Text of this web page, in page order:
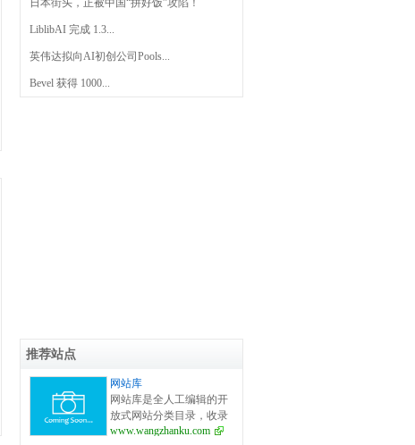
日本街头，正被中国“拼好饭”攻陷！
LiblibAI 完成 1.3...
英伟达拟向AI初创公司Pools...
Bevel 获得 1000...
推荐站点
网站库
网站库是全人工编辑的开
放式网站分类目录，收录
国内外、各行业优秀网
www.wangzhanku.com